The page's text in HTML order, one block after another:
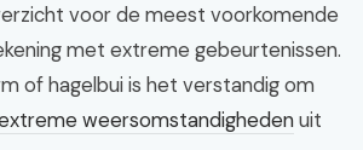
voor de meest voorkomende
met extreme gebeurtenissen.
of hagelbui is het verstandig om
weersomstandighedenuit